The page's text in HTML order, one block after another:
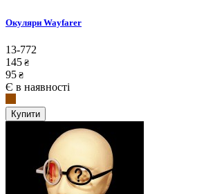
Окуляри Wayfarer
13-772
145 ₴
95 ₴
Є в наявності
Купити